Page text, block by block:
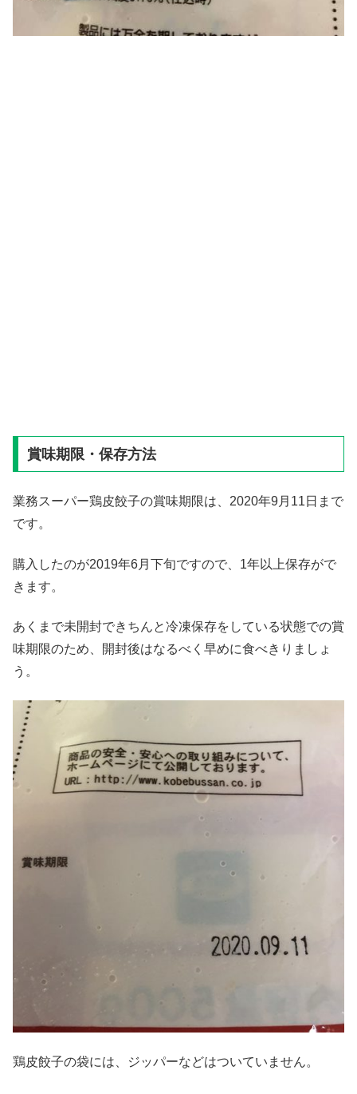
賞味期限・保存方法
業務スーパー鶏皮餃子の賞味期限は、2020年9月11日まで
です。
購入したのが2019年6月下旬ですので、1年以上保存がで
きます。
あくまで未開封できちんと冷凍保存をしている状態での賞
味期限のため、開封後はなるべく早めに食べきりましょ
う。
鶏皮餃子の袋には、ジッパーなどはついていません。